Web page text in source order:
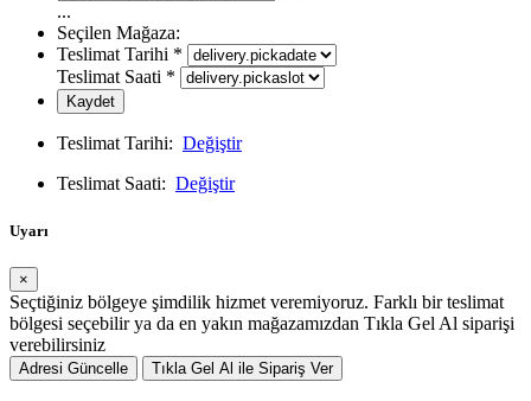
...
Seçilen Mağaza:
Teslimat Tarihi *
Teslimat Saati *
Kaydet
Teslimat Tarihi: Değiştir
Teslimat Saati: Değiştir
Uyarı
×
Seçtiğiniz bölgeye şimdilik hizmet veremiyoruz. Farklı bir teslimat
bölgesi seçebilir ya da en yakın mağazamızdan Tıkla Gel Al siparişi
verebilirsiniz
Adresi Güncelle Tıkla Gel Al ile Sipariş Ver